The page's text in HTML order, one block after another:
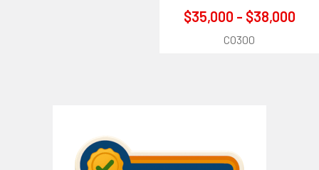
$35,000 - $38,000
CO300